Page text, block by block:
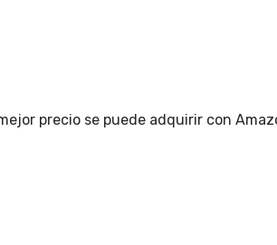
precio se puede adquirir con